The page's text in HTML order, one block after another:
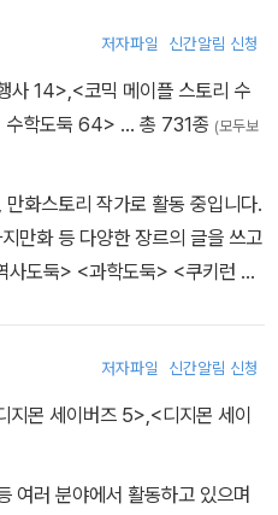
저자파일 신간알림 신청
사 14>,<코믹 메이플 스토리 수
수학도둑 64> … 총 731종 (모두보
화스토리 작가로 활동 중입니다.
만화 등 다양한 장르의 글을 쓰고
도둑> <과학도둑> <쿠키런 어
저자파일 신간알림 신청
지몬 세이버즈 5>,<디지몬 세이
여러 분야에서 활동하고 있으며